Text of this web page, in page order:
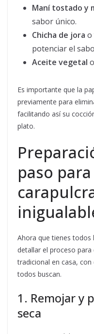
Maní tostado y
sabor único.
Chicha de jora o
potenciar el
Aceite vegetal
Es importante que la
previamente para
facilitando así su
plato.
paso
Ahora que tienes todos
detallar el proceso
tradicional en casa,
todos buscan.
1. Remojar y
seca